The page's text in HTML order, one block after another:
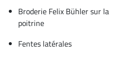
Broderie Felix Bühler sur la
poitrine
Fentes latérales